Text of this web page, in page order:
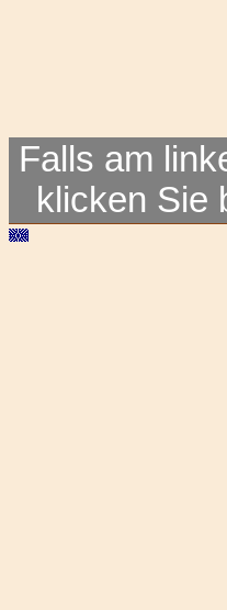
Falls am
klicken Sie